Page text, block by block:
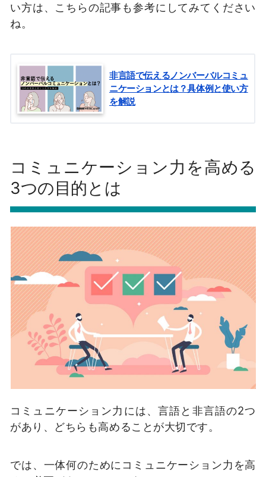
い方は、こちらの記事も参考にしてみてください
ね。
非言語で伝えるノンバーバルコミュ
ニケーションとは？具体例と使い方
を解説
コミュニケーション力を高める
3つの目的とは
コミュニケーション力には、言語と非言語の2つ
があり、どちらも高めることが大切です。
では、一体何のためにコミュニケーション力を高